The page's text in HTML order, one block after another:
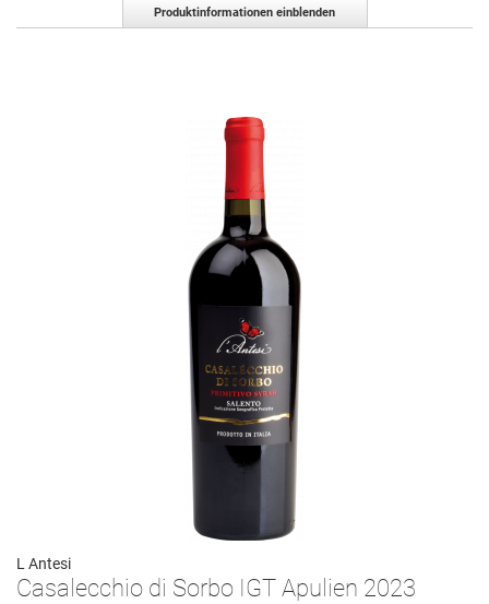
Produktinformationen einblenden
L Antesi
Casalecchio di Sorbo IGT Apulien 2023